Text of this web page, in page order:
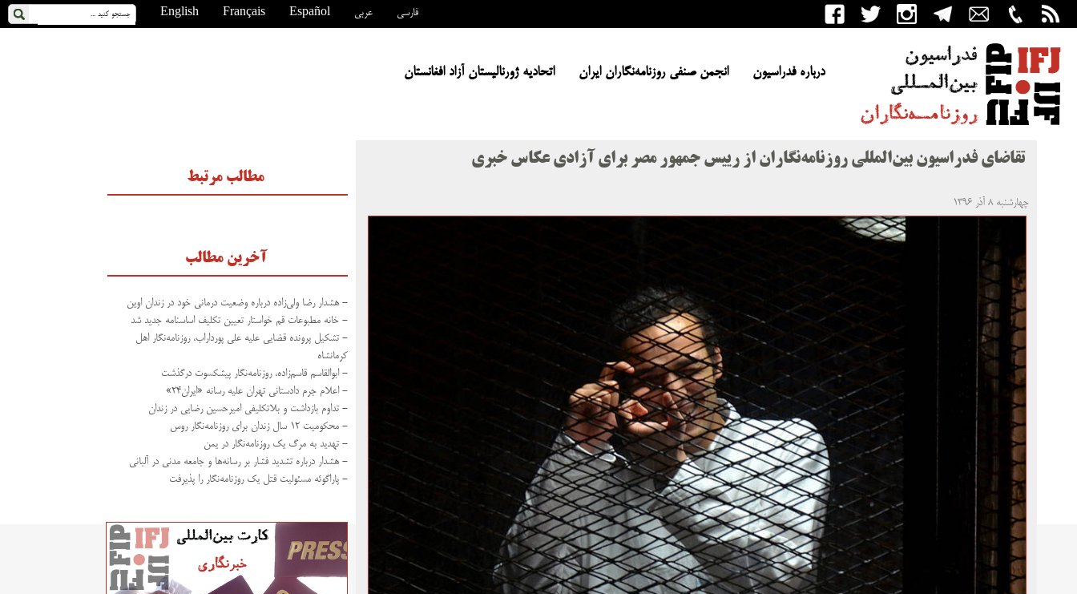
English Français Español عربی فارسی
درباره فدراسیون انجمن صنفی روزنامه‌نگاران ایران اتحادیه ژورنالیستان آزاد افغانستان
تقاضای فدراسیون بین‌المللی روزنامه‌نگاران از رییس جمهور مصر برای آزادی عکاس خبری
چهارشنبه ۸ آذر ۱۳۹۶
مطالب مرتبط
آخرین مطالب
- هشدار رضا ولی‌زاده درباره وضعیت درمانی خود در زندان اوین
- خانه مطبوعات قم خواستار تعیین تکلیف اساسنامه جدید شد
- تشکیل پرونده قضایی علیه علی پورداراب، روزنامه‌نگار اهل
کرمانشاه
- ابوالقاسم قاسم‌زاده، روزنامه‌نگار پیشکسوت درگذشت
- اعلام جرم دادستانی تهران علیه رسانه «ایران۲۴»
- تداوم بازداشت و بلاتکلیفی امیرحسین رضایی در زندان
- محکومیت ۱۲ سال زندان برای روزنامه‌نگار روس
- تهدید به مرگ یک روزنامه‌نگار در یمن
- هشدار درباره تشدید فشار بر رسانه‌ها و جامعه مدنی در آلبانی
- پاراگوئه مسئولیت قتل یک روزنامه‌نگار را پذیرفت